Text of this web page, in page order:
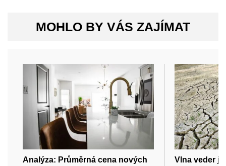
MOHLO BY VÁS ZAJÍMAT
Analýza: Průměrná cena nových
Vlna veder